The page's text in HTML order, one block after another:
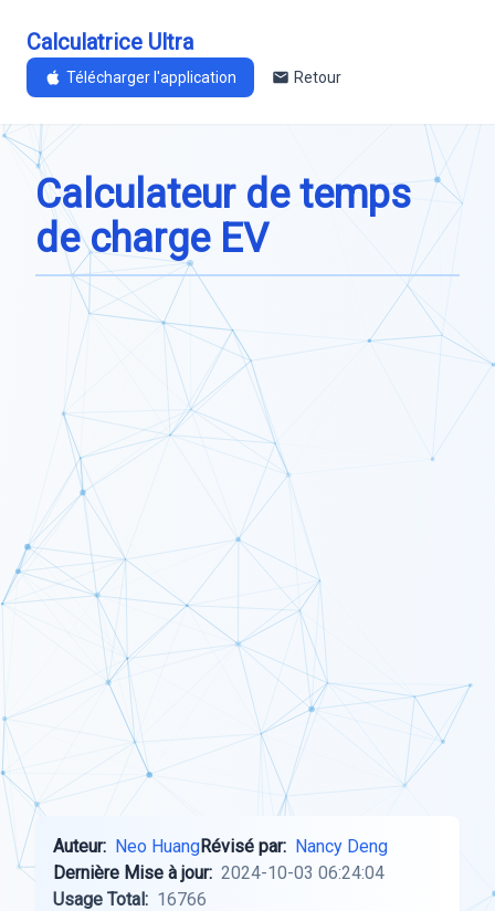
Calculatrice Ultra
Télécharger l'application Retour
Calculateur de temps
de charge EV
Auteur: Neo HuangRévisé par: Nancy Deng
Dernière Mise à jour: 2024-10-03 06:24:04
Usage Total: 16766